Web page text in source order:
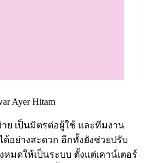
Ayer Hitam
าย เป็นมิตรต่อผู้ใช้ และทีมงาน
อย่างสะดวก อีกทั้งยังช่วยปรับ
มดให้เป็นระบบ ตั้งแต่เคาน์เตอร์